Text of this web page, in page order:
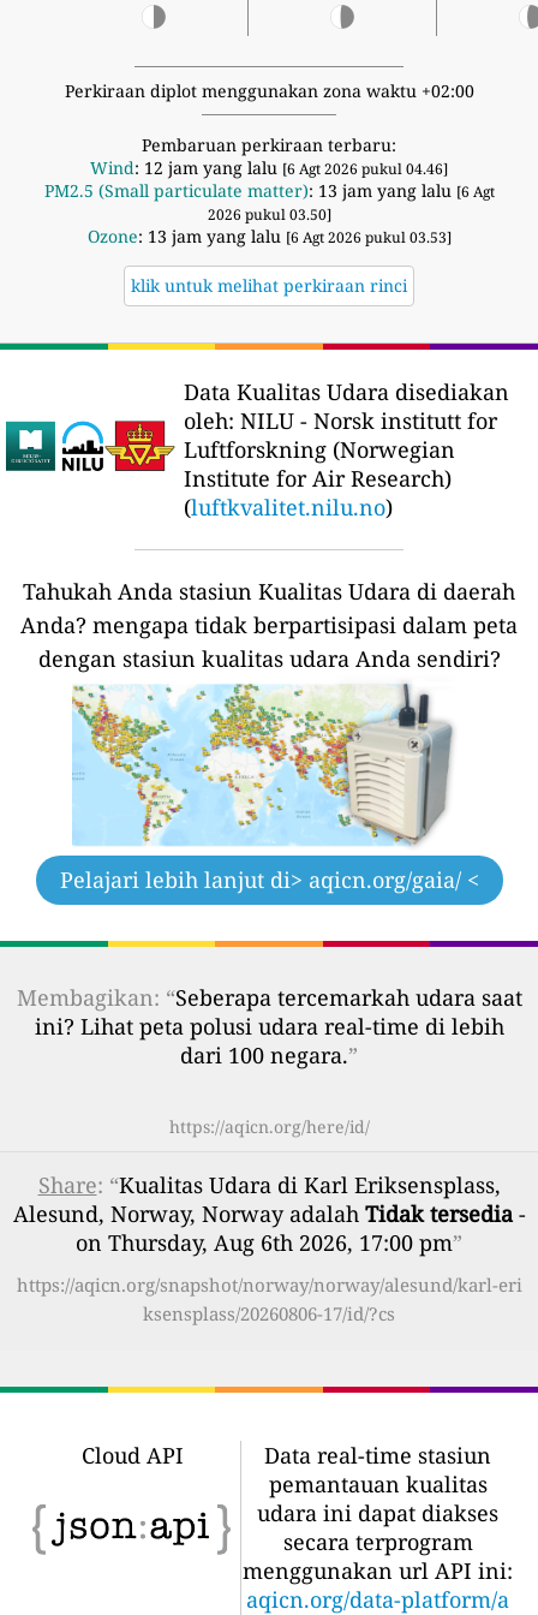
Perkiraan diplot menggunakan zona waktu +02:00
Pembaruan perkiraan terbaru:
Wind: 12 jam yang lalu [6 Agt 2026 pukul 04.46]
PM2.5 (Small particulate matter): 13 jam yang lalu [6 Agt
2026 pukul 03.50]
Ozone: 13 jam yang lalu [6 Agt 2026 pukul 03.53]
klik untuk melihat perkiraan rinci
Data Kualitas Udara disediakan
oleh: NILU - Norsk institutt for
Luftforskning (Norwegian
Institute for Air Research)
(luftkvalitet.nilu.no)
Tahukah Anda stasiun Kualitas Udara di daerah
Anda? mengapa tidak berpartisipasi dalam peta
dengan stasiun kualitas udara Anda sendiri?
Pelajari lebih lanjut di> aqicn.org/gaia/ <
Membagikan: “Seberapa tercemarkah udara saat
ini? Lihat peta polusi udara real-time di lebih
dari 100 negara.”
https://aqicn.org/here/id/
Share: “Kualitas Udara di Karl Eriksensplass,
Alesund, Norway, Norway adalah Tidak tersedia-
on Thursday, Aug 6th 2026, 17:00 pm”
https://aqicn.org/snapshot/norway/norway/alesund/karl-eri
ksensplass/20260806-17/id/?cs
Cloud API
Data real-time stasiun
pemantauan kualitas
udara ini dapat diakses
secara terprogram
menggunakan url API ini:
aqicn.org/data-platform/a